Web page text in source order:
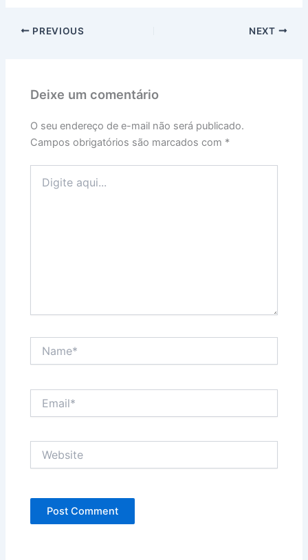
PREVIOUS NEXT
Deixe um comentário
O seu endereço de e-mail não será publicado.
Campos obrigatórios são marcados com *
aqui...